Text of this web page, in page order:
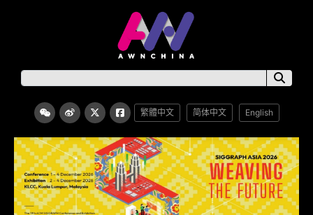
繁體中文 简体中文 English